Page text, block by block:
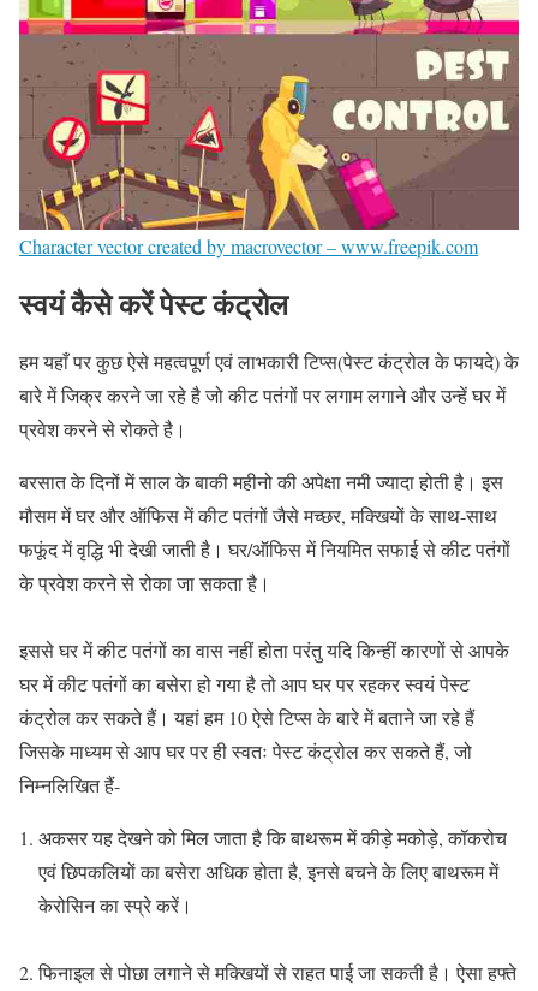
Character vector created by macrovector – www.freepik.com
स्वयं कैसे करें पेस्ट कंट्रोल
हम यहाँ पर कुछ ऐसे महत्वपूर्ण एवं लाभकारी टिप्स(पेस्ट कंट्रोल के फायदे) के
बारे में जिक्र करने जा रहे है जो कीट पतंगों पर लगाम लगाने और उन्हें घर में
प्रवेश करने से रोकते है।
बरसात के दिनों में साल के बाकी महीनो की अपेक्षा नमी ज्यादा होती है। इस
मौसम में घर और ऑफिस में कीट पतंगों जैसे मच्छर, मक्खियों के साथ-साथ
फफूंद में वृद्धि भी देखी जाती है। घर/ऑफिस में नियमित सफाई से कीट पतंगों
के प्रवेश करने से रोका जा सकता है।
इससे घर में कीट पतंगों का वास नहीं होता परंतु यदि किन्हीं कारणों से आपके
घर में कीट पतंगों का बसेरा हो गया है तो आप घर पर रहकर स्वयं पेस्ट
कंट्रोल कर सकते हैं। यहां हम 10 ऐसे टिप्स के बारे में बताने जा रहे हैं
जिसके माध्यम से आप घर पर ही स्वतः पेस्ट कंट्रोल कर सकते हैं, जो
निम्नलिखित हैं-
अकसर यह देखने को मिल जाता है कि बाथरूम में कीड़े मकोड़े, कॉकरोच
एवं छिपकलियों का बसेरा अधिक होता है, इनसे बचने के लिए बाथरूम में
केरोसिन का स्प्रे करें।
फिनाइल से पोछा लगाने से मक्खियों से राहत पाई जा सकती है। ऐसा हफ्ते